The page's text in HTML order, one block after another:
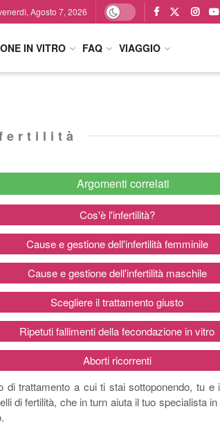
Agosto 7, 2026
IN VITRO FAQ VIAGGIO
Argomenti correlati
Cos'è l'infertilità?
Cause e gestione dell'infertilità femminile
Cause e gestione dell'infertilità maschile
Scegliere il trattamento giusto
Ripetuti fallimenti della fecondazione in vitro
Aborti ricorrenti
trattamento a cui ti stai sottoponendo, tu e
di fertilità, che in turn aiuta il tuo specialista